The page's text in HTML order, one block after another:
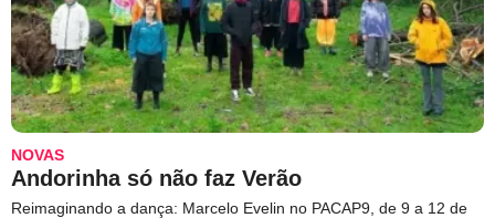
NOVAS
Andorinha só não faz Verão
Reimaginando a dança: Marcelo Evelin no PACAP9, de 9 a 12 de